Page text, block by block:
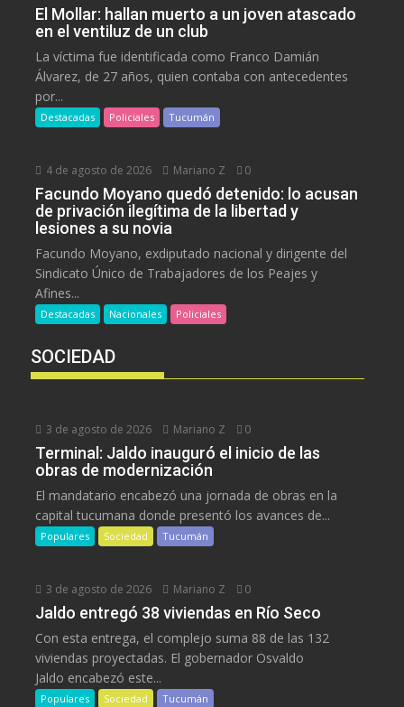
El Mollar: hallan muerto a un joven atascado
en el ventiluz de un club
La víctima fue identificada como Franco Damián
Álvarez, de 27 años, quien contaba con antecedentes
por...
Destacadas Policiales Tucumán
4 de agosto de 2026 Mariano Z 0
Facundo Moyano quedó detenido: lo acusan
de privación ilegítima de la libertad y
lesiones a su novia
Facundo Moyano, exdiputado nacional y dirigente del
Sindicato Único de Trabajadores de los Peajes y
Afines...
Destacadas Nacionales Policiales
SOCIEDAD
3 de agosto de 2026 Mariano Z 0
Terminal: Jaldo inauguró el inicio de las
obras de modernización
El mandatario encabezó una jornada de obras en la
capital tucumana donde presentó los avances de...
Populares Sociedad Tucumán
3 de agosto de 2026 Mariano Z 0
Jaldo entregó 38 viviendas en Río Seco
Con esta entrega, el complejo suma 88 de las 132
viviendas proyectadas. El gobernador Osvaldo
Jaldo encabezó este...
Populares Sociedad Tucumán